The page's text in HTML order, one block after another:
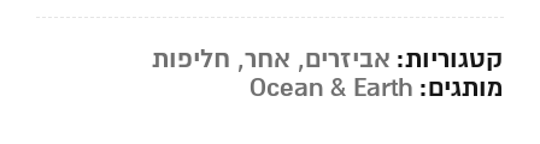
קטגוריות: אביזרים, אחר, חליפות
מותגים: Ocean & Earth